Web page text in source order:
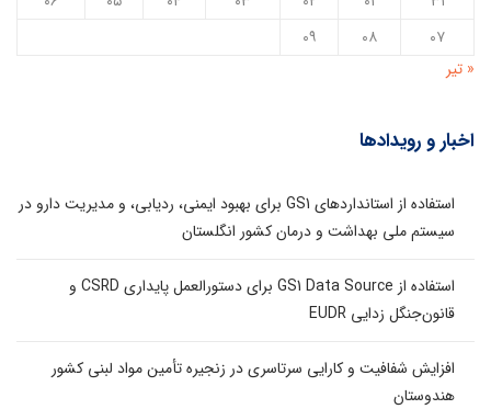
۰۷
۰۸
۰۹
« تیر
اخبار و رویدادها
استفاده از استانداردهای GS1 برای بهبود ایمنی، ردیابی، و مدیریت دارو در
سیستم ملی بهداشت و درمان کشور انگلستان
استفاده از GS1 Data Source برای دستورالعمل پایداری CSRD و
قانون‌جنگل زدایی EUDR
افزایش شفافیت و کارایی سرتاسری در زنجیره تأمین مواد لبنی کشور
هندوستان